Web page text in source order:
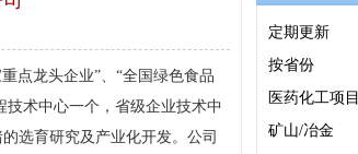
点龙头企业”、“全国绿色食品
技术中心一个，省级企业技术中
选育研究及产业化开发。公司
定期更新
按省份
医药化工项目
矿山/冶金